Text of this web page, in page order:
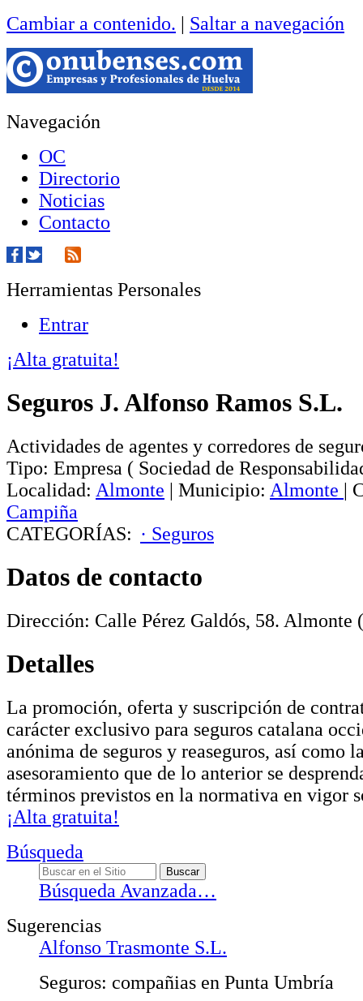
Cambiar a contenido. | Saltar a navegación
Navegación
OC
Directorio
Noticias
Contacto
Herramientas Personales
Entrar
¡Alta gratuita!
Seguros J. Alfonso Ramos S.L.
Actividades de agentes y corredores de
Tipo: Empresa ( Sociedad de
Localidad: Almonte | Municipio: Almonte |
Campiña
CATEGORÍAS: · Seguros
Datos de contacto
Dirección: Calle Pérez Galdós, 58. Almonte
Detalles
La promoción, oferta y suscripción de
carácter exclusivo para seguros catalana
anónima de seguros y reaseguros, así como
asesoramiento que de lo anterior se
términos previstos en la normativa en vigor
¡Alta gratuita!
Búsqueda
Búsqueda Avanzada…
Sugerencias
Alfonso Trasmonte S.L.
Seguros: compañias en Punta Umbría